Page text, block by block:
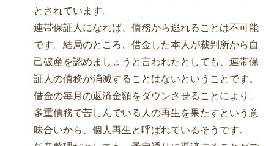
とされています。
連帯保証人になれば、債務から逃れることは不可能
です。結局のところ、借金した本人が裁判所から自
己破産を認めましょうと言われたとしても、連帯保
証人の債務が消滅することはないということです。
借金の毎月の返済金額をダウンさせることにより、
多重債務で苦しんでいる人の再生を果たすという意
味合いから、個人再生と呼ばれているそうです。